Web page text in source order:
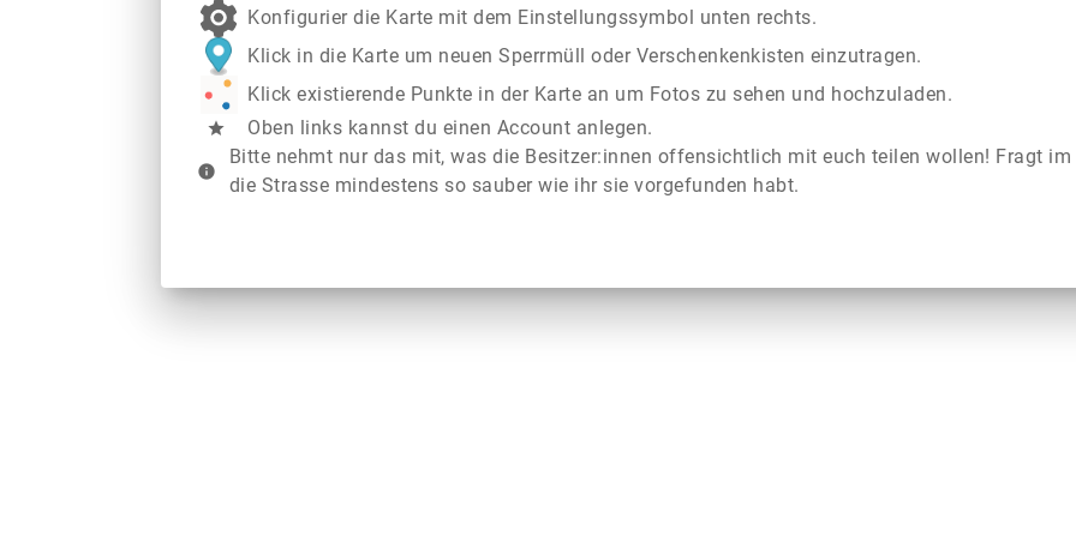
Konfigurier die Karte mit dem Einstellungssymbol unten rechts.
Klick in die Karte um neuen Sperrmüll oder Verschenkenkisten einzutragen.
Klick existierende Punkte in der Karte an um Fotos zu sehen und hochzuladen.
star Oben links kannst du einen Account anlegen.
info
Bitte nehmt nur das mit, was die Besitzer:innen offensichtlich mit euch teilen wollen! Fragt
die Strasse mindestens so sauber wie ihr sie vorgefunden habt.